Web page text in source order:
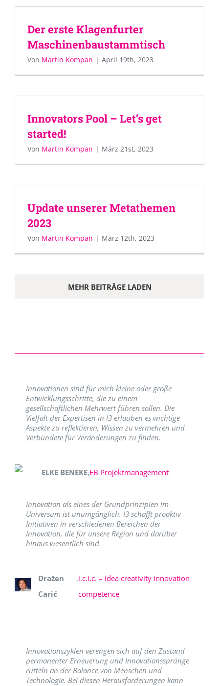
Der erste Klagenfurter
Maschinenbaustammtisch
Von Martin Kompan | April 19th, 2023
Innovators Pool – Let’s get
started!
Von Martin Kompan | März 21st, 2023
Update unserer Metathemen
2023
Von Martin Kompan | März 12th, 2023
MEHR BEITRÄGE LADEN
Innovationen sind für mich kleine oder große
Entwicklungsschritte, die zu einem
gesellschaftlichen Mehrwert führen sollen. Die
Vielfalt der Expertisen in I3 erlauben es wichtige
Aspekte zu reflektieren, Wissen zu vermehren und
Verbündete für Veränderungen zu finden.
ELKE BENEKE,EB Projektmanagement
Innovation als eines der Grundprinzipien im
Universum ist unumgänglich. I3 schafft proaktiv
Initiativen in verschiedenen Bereichen der
Innovation, die für unsere Region und darüber
hinaus wesentlich sind.
Dražen
Carić
,i.c.i.c. – idea creativity innovation
competence
Innovationszyklen verengen sich auf den Zustand
permanenter Erneuerung und Innovationssprünge
rütteln an der Balance von Menschen und
Technologie. Bei diesen Herausforderungen kann